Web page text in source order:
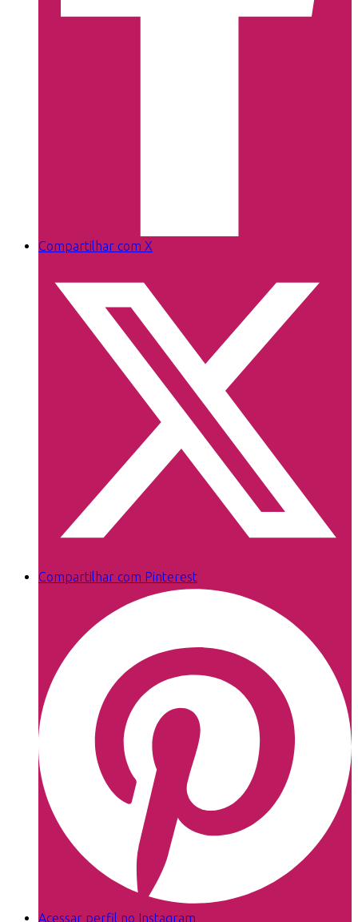
Compartilhar com X
Compartilhar com Pinterest
Acessar perfil no Instagram